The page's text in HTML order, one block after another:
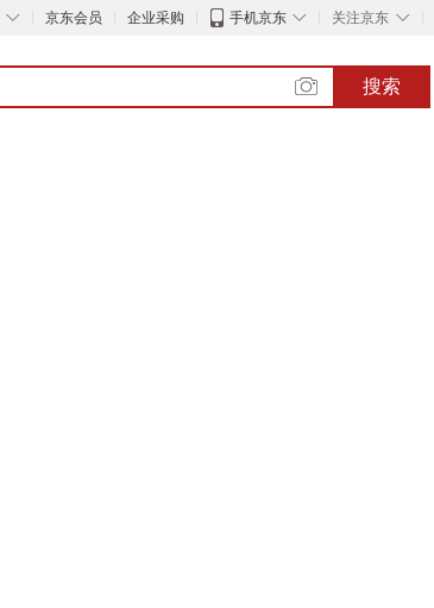
◇ 京东会员 企业采购 ◇
手机京东 ◇
关注京东
搜索